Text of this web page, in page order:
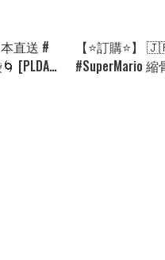
直送 #​
[PLDA-
【⭐訂購⭐】
#SuperMario 縮